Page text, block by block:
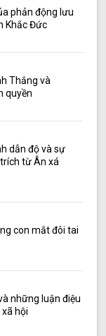
phản động lưu
Khắc Đức
Thắng và
quyền
dẫn độ và sự
từ Ân xá
con mắt đôi tai
những luận điệu
hội